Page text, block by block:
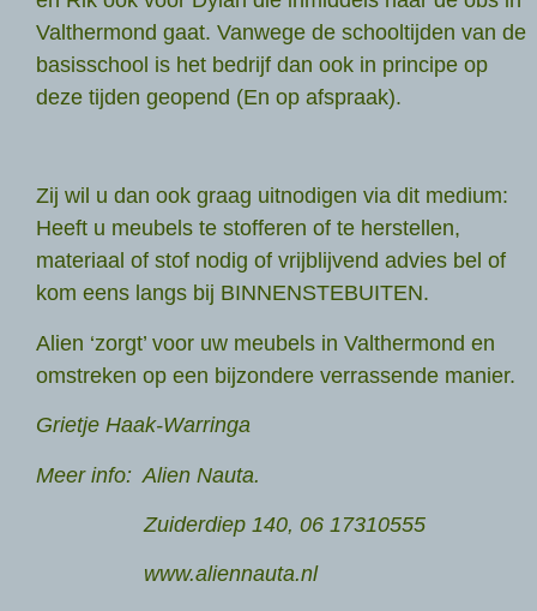
Valthermond gaat. Vanwege de schooltijden van de
basisschool is het bedrijf dan ook in principe op
deze tijden geopend (En op afspraak).
Zij wil u dan ook graag uitnodigen via dit medium:
Heeft u meubels te stofferen of te herstellen,
materiaal of stof nodig of vrijblijvend advies bel of
kom eens langs bij BINNENSTEBUITEN.
Alien ‘zorgt’ voor uw meubels in Valthermond en
omstreken op een bijzondere verrassende manier.
Grietje Haak-Warringa
Meer info: Alien Nauta.
Zuiderdiep 140, 06 17310555
www.aliennauta.nl